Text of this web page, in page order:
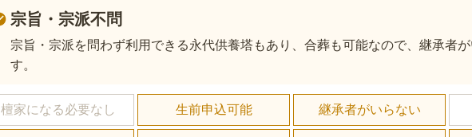
宗旨・宗派不問
宗旨・宗派を問わず利用できる永代供養塔もあり、合葬も可能なので、継承者
す。
檀家になる必要なし 生前申込可能 継承者がいらない